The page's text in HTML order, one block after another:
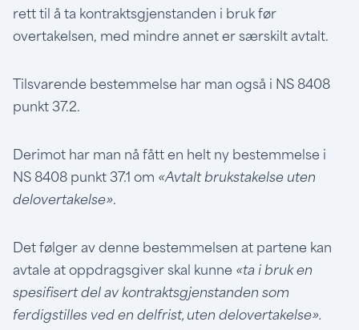
rett til å ta kontraktsgjenstanden i bruk før
overtakelsen, med mindre annet er særskilt avtalt.
Tilsvarende bestemmelse har man også i NS 8408
punkt 37.2.
Derimot har man nå fått en helt ny bestemmelse i
NS 8408 punkt 37.1 om «Avtalt brukstakelse uten
delovertakelse».
Det følger av denne bestemmelsen at partene kan
avtale at oppdragsgiver skal kunne «ta i bruk en
spesifisert del av kontraktsgjenstanden som
ferdigstilles ved en delfrist, uten delovertakelse».